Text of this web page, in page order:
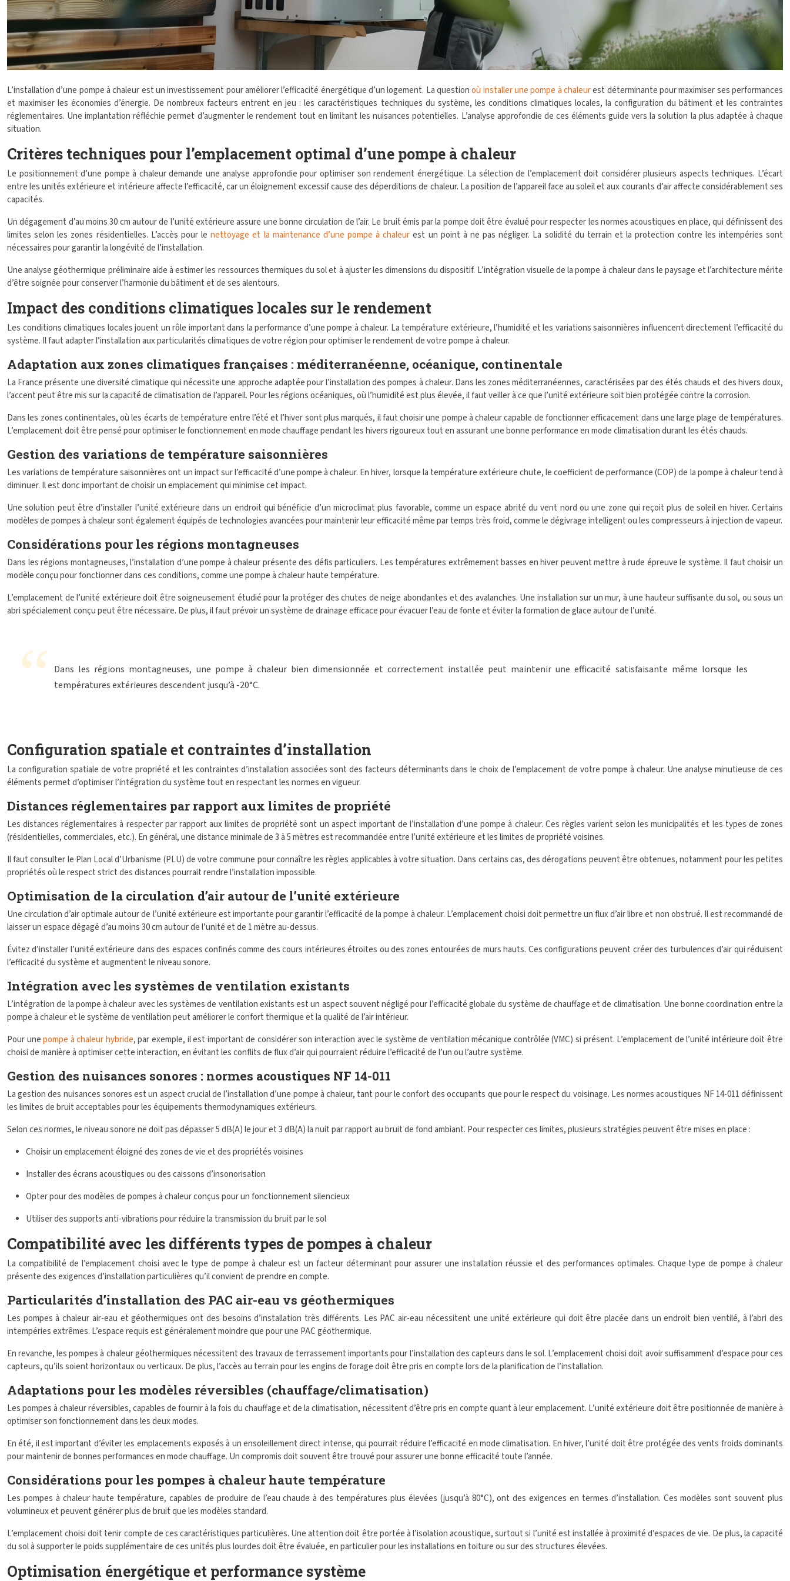
L’installation d’une pompe à chaleur est un investissement pour améliorer l’efficacité énergétique d’un logement. La questionoù installer une pompe à chaleurest déterminante pour maximiser ses performances
et maximiser les économies d’énergie. De nombreux facteurs entrent en jeu : les caractéristiques techniques du système, les conditions climatiques locales, la configuration du bâtiment et les contraintes
réglementaires. Une implantation réfléchie permet d’augmenter le rendement tout en limitant les nuisances potentielles. L’analyse approfondie de ces éléments guide vers la solution la plus adaptée à chaque
situation.
Critères techniques pour l’emplacement optimal d’une pompe à chaleur
Le positionnement d’une pompe à chaleur demande une analyse approfondie pour optimiser son rendement énergétique. La sélection de l’emplacement doit considérer plusieurs aspects techniques. L’écart
entre les unités extérieure et intérieure affecte l’efficacité, car un éloignement excessif cause des déperditions de chaleur. La position de l’appareil face au soleil et aux courants d’air affecte considérablement ses
capacités.
Un dégagement d’au moins 30 cm autour de l’unité extérieure assure une bonne circulation de l’air. Le bruit émis par la pompe doit être évalué pour respecter les normes acoustiques en place, qui définissent des
limites selon les zones résidentielles. L’accès pour lenettoyage et la maintenance d’une pompe à chaleur est un point à ne pas négliger. La solidité du terrain et la protection contre les intempéries sont
nécessaires pour garantir la longévité de l’installation.
Une analyse géothermique préliminaire aide à estimer les ressources thermiques du sol et à ajuster les dimensions du dispositif. L’intégration visuelle de la pompe à chaleur dans le paysage et l’architecture mérite
d’être soignée pour conserver l’harmonie du bâtiment et de ses alentours.
Impact des conditions climatiques locales sur le rendement
Les conditions climatiques locales jouent un rôle important dans la performance d’une pompe à chaleur. La température extérieure, l’humidité et les variations saisonnières influencent directement l’efficacité du
système. Il faut adapter l’installation aux particularités climatiques de votre région pour optimiser le rendement de votre pompe à chaleur.
Adaptation aux zones climatiques françaises : méditerranéenne, océanique, continentale
La France présente une diversité climatique qui nécessite une approche adaptée pour l’installation des pompes à chaleur. Dans les zones méditerranéennes, caractérisées par des étés chauds et des hivers doux,
l’accent peut être mis sur la capacité de climatisation de l’appareil. Pour les régions océaniques, où l’humidité est plus élevée, il faut veiller à ce que l’unité extérieure soit bien protégée contre la corrosion.
Dans les zones continentales, où les écarts de température entre l’été et l’hiver sont plus marqués, il faut choisir une pompe à chaleur capable de fonctionner efficacement dans une large plage de températures.
L’emplacement doit être pensé pour optimiser le fonctionnement en mode chauffage pendant les hivers rigoureux tout en assurant une bonne performance en mode climatisation durant les étés chauds.
Gestion des variations de température saisonnières
Les variations de température saisonnières ont un impact sur l’efficacité d’une pompe à chaleur. En hiver, lorsque la température extérieure chute, le coefficient de performance (COP) de la pompe à chaleur tend à
diminuer. Il est donc important de choisir un emplacement qui minimise cet impact.
Une solution peut être d’installer l’unité extérieure dans un endroit qui bénéficie d’un microclimat plus favorable, comme un espace abrité du vent nord ou une zone qui reçoit plus de soleil en hiver. Certains
modèles de pompes à chaleur sont également équipés de technologies avancées pour maintenir leur efficacité même par temps très froid, comme le dégivrage intelligent ou les compresseurs à injection de vapeur.
Considérations pour les régions montagneuses
Dans les régions montagneuses, l’installation d’une pompe à chaleur présente des défis particuliers. Les températures extrêmement basses en hiver peuvent mettre à rude épreuve le système. Il faut choisir un
modèle conçu pour fonctionner dans ces conditions, comme une pompe à chaleur haute température.
L’emplacement de l’unité extérieure doit être soigneusement étudié pour la protéger des chutes de neige abondantes et des avalanches. Une installation sur un mur, à une hauteur suffisante du sol, ou sous un
abri spécialement conçu peut être nécessaire. De plus, il faut prévoir un système de drainage efficace pour évacuer l’eau de fonte et éviter la formation de glace autour de l’unité.
Dans les régions montagneuses, une pompe à chaleur bien dimensionnée et correctement installée peut maintenir une efficacité satisfaisante même lorsque les
températures extérieures descendent jusqu’à -20°C.
Configuration spatiale et contraintes d’installation
La configuration spatiale de votre propriété et les contraintes d’installation associées sont des facteurs déterminants dans le choix de l’emplacement de votre pompe à chaleur. Une analyse minutieuse de ces
éléments permet d’optimiser l’intégration du système tout en respectant les normes en vigueur.
Distances réglementaires par rapport aux limites de propriété
Les distances réglementaires à respecter par rapport aux limites de propriété sont un aspect important de l’installation d’une pompe à chaleur. Ces règles varient selon les municipalités et les types de zones
(résidentielles, commerciales, etc.). En général, une distance minimale de 3 à 5 mètres est recommandée entre l’unité extérieure et les limites de propriété voisines.
Il faut consulter le Plan Local d’Urbanisme (PLU) de votre commune pour connaître les règles applicables à votre situation. Dans certains cas, des dérogations peuvent être obtenues, notamment pour les petites
propriétés où le respect strict des distances pourrait rendre l’installation impossible.
Optimisation de la circulation d’air autour de l’unité extérieure
Une circulation d’air optimale autour de l’unité extérieure est importante pour garantir l’efficacité de la pompe à chaleur. L’emplacement choisi doit permettre un flux d’air libre et non obstrué. Il est recommandé de
laisser un espace dégagé d’au moins 30 cm autour de l’unité et de 1 mètre au-dessus.
Évitez d’installer l’unité extérieure dans des espaces confinés comme des cours intérieures étroites ou des zones entourées de murs hauts. Ces configurations peuvent créer des turbulences d’air qui réduisent
l’efficacité du système et augmentent le niveau sonore.
Intégration avec les systèmes de ventilation existants
L’intégration de la pompe à chaleur avec les systèmes de ventilation existants est un aspect souvent négligé pour l’efficacité globale du système de chauffage et de climatisation. Une bonne coordination entre la
pompe à chaleur et le système de ventilation peut améliorer le confort thermique et la qualité de l’air intérieur.
Pour unepompe à chaleur hybride, par exemple, il est important de considérer son interaction avec le système de ventilation mécanique contrôlée (VMC) si présent. L’emplacement de l’unité intérieure doit être
choisi de manière à optimiser cette interaction, en évitant les conflits de flux d’air qui pourraient réduire l’efficacité de l’un ou l’autre système.
Gestion des nuisances sonores : normes acoustiques NF 14-011
La gestion des nuisances sonores est un aspect crucial de l’installation d’une pompe à chaleur, tant pour le confort des occupants que pour le respect du voisinage. Les normes acoustiques NF 14-011 définissent
les limites de bruit acceptables pour les équipements thermodynamiques extérieurs.
Selon ces normes, le niveau sonore ne doit pas dépasser 5 dB(A) le jour et 3 dB(A) la nuit par rapport au bruit de fond ambiant. Pour respecter ces limites, plusieurs stratégies peuvent être mises en place :
Choisir un emplacement éloigné des zones de vie et des propriétés voisines
Installer des écrans acoustiques ou des caissons d’insonorisation
Opter pour des modèles de pompes à chaleur conçus pour un fonctionnement silencieux
Utiliser des supports anti-vibrations pour réduire la transmission du bruit par le sol
Compatibilité avec les différents types de pompes à chaleur
La compatibilité de l’emplacement choisi avec le type de pompe à chaleur est un facteur déterminant pour assurer une installation réussie et des performances optimales. Chaque type de pompe à chaleur
présente des exigences d’installation particulières qu’il convient de prendre en compte.
Particularités d’installation des PAC air-eau vs géothermiques
Les pompes à chaleur air-eau et géothermiques ont des besoins d’installation très différents. Les PAC air-eau nécessitent une unité extérieure qui doit être placée dans un endroit bien ventilé, à l’abri des
intempéries extrêmes. L’espace requis est généralement moindre que pour une PAC géothermique.
En revanche, les pompes à chaleur géothermiques nécessitent des travaux de terrassement importants pour l’installation des capteurs dans le sol. L’emplacement choisi doit avoir suffisamment d’espace pour ces
capteurs, qu’ils soient horizontaux ou verticaux. De plus, l’accès au terrain pour les engins de forage doit être pris en compte lors de la planification de l’installation.
Adaptations pour les modèles réversibles (chauffage/climatisation)
Les pompes à chaleur réversibles, capables de fournir à la fois du chauffage et de la climatisation, nécessitent d’être pris en compte quant à leur emplacement. L’unité extérieure doit être positionnée de manière à
optimiser son fonctionnement dans les deux modes.
En été, il est important d’éviter les emplacements exposés à un ensoleillement direct intense, qui pourrait réduire l’efficacité en mode climatisation. En hiver, l’unité doit être protégée des vents froids dominants
pour maintenir de bonnes performances en mode chauffage. Un compromis doit souvent être trouvé pour assurer une bonne efficacité toute l’année.
Considérations pour les pompes à chaleur haute température
Les pompes à chaleur haute température, capables de produire de l’eau chaude à des températures plus élevées (jusqu’à 80°C), ont des exigences en termes d’installation. Ces modèles sont souvent plus
volumineux et peuvent générer plus de bruit que les modèles standard.
L’emplacement choisi doit tenir compte de ces caractéristiques particulières. Une attention doit être portée à l’isolation acoustique, surtout si l’unité est installée à proximité d’espaces de vie. De plus, la capacité
du sol à supporter le poids supplémentaire de ces unités plus lourdes doit être évaluée, en particulier pour les installations en toiture ou sur des structures élevées.
Optimisation énergétique et performance système